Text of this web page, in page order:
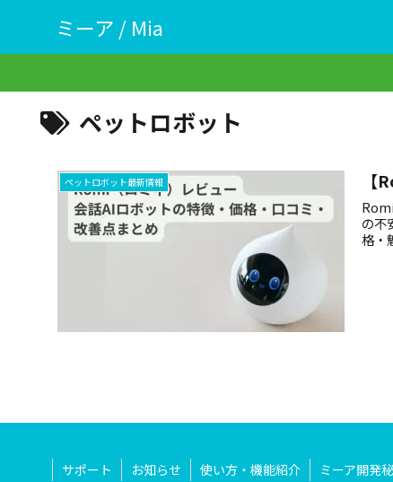
ミーア / Mia
ペットロボット
ペットロボット最新情報 【
の不
格・
サポート お知らせ 使い方・機能紹介 ミーア開発